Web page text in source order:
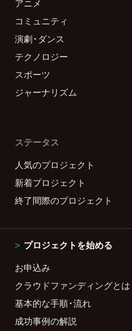
アニメ
コミュニティ
演劇・ダンス
テクノロジー
スポーツ
ジャーナリズム
ステータス
人気のプロジェクト
新着プロジェクト
終了間際のプロジェクト
プロジェクトを始める
お申込み
クラウドファンディングとは
基本的な手順・流れ
成功事例の解説